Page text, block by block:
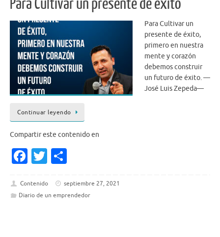
Para Cultivar un presente de éxito
Para Cultivar un
presente de éxito,
primero en nuestra
mente y corazón
debemos construir
un futuro de éxito. —
José Luis Zepeda—
Continuar leyendo
Compartir este contenido en
Fa
e
b
T
it
te
ar
e
Contenido
septiembre 27, 2021
Diario de un emprendedor